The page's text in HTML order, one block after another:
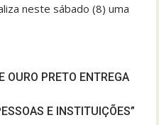
neste sábado (8) uma
OURO PRETO ENTREGA
E INSTITUIÇÕES”